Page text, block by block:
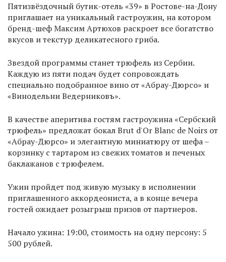
Пятизвёздочный бутик-отель «39» в Ростове-на-Дону
приглашает на уникальный гастроужин, на котором
бренд-шеф Максим Артюхов раскроет все богатство
вкусов и текстур деликатесного гриба.
Звездой программы станет трюфель из Сербии.
Каждую из пяти подач будет сопровождать
специально подобранное вино от «Абрау-Дюрсо» и
«Винодельни Ведерниковъ».
В качестве аперитива гостям гастроужина «Сербский
трюфель» предложат бокал Brut d'Or Blanc de Noirs от
«Абрау-Дюрсо» и элегантную миниатюру от шефа –
корзинку с тартаром из свежих томатов и печеных
баклажанов с трюфелем.
Ужин пройдет под живую музыку в исполнении
приглашенного аккордеониста, а в конце вечера
гостей ожидает розыгрыш призов от партнеров.
Начало ужина: 19:00, стоимость на одну персону: 5
500 рублей.